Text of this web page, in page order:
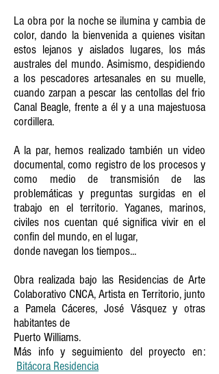
La obra por la noche se ilumina y cambia de
color, dando la bienvenida a quienes visitan
estos lejanos y aislados lugares, los más
australes del mundo. Asimismo, despidiendo
a los pescadores artesanales en su muelle,
cuando zarpan a pescar las centollas del frio
Canal Beagle, frente a él y a una majestuosa
cordillera.
A la par, hemos realizado también un video
documental, como registro de los procesos y
como medio de transmisión de las
problemáticas y preguntas surgidas en el
trabajo en el territorio. Yaganes, marinos,
civiles nos cuentan qué significa vivir en el
confin del mundo, en el lugar,
donde navegan los tiempos...
Obra realizada bajo las Residencias de Arte
Colaborativo CNCA, Artista en Territorio, junto
a Pamela Cáceres, José Vásquez y otras
habitantes de
Puerto Williams.
Más info y seguimiento del proyecto en:
Bitácora Residencia